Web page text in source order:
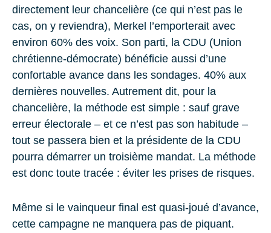
directement leur chancelière (ce qui n’est pas le
cas, on y reviendra), Merkel l’emporterait avec
environ 60% des voix. Son parti, la CDU (Union
chrétienne-démocrate) bénéficie aussi d’une
confortable avance dans les sondages. 40% aux
dernières nouvelles. Autrement dit, pour la
chancelière, la méthode est simple : sauf grave
erreur électorale – et ce n’est pas son habitude –
tout se passera bien et la présidente de la CDU
pourra démarrer un troisième mandat. La méthode
est donc toute tracée : éviter les prises de risques.
Même si le vainqueur final est quasi-joué d’avance,
cette campagne ne manquera pas de piquant.